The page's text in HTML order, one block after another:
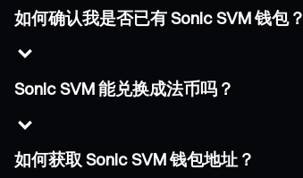
如何确认我是否已有 Sonic SVM 钱包？
Sonic SVM 能兑换成法币吗？
如何获取 Sonic SVM 钱包地址？